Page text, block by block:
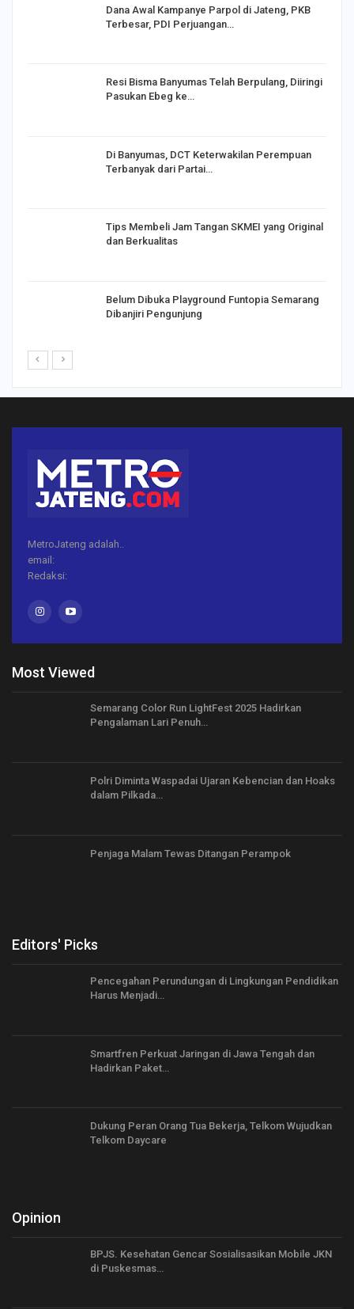
Dana Awal Kampanye Parpol di Jateng, PKB
Terbesar, PDI Perjuangan…
Resi Bisma Banyumas Telah Berpulang, Diiringi
Pasukan Ebeg ke…
Di Banyumas, DCT Keterwakilan Perempuan
Terbanyak dari Partai…
Tips Membeli Jam Tangan SKMEI yang Original
dan Berkualitas
Belum Dibuka Playground Funtopia Semarang
Dibanjiri Pengunjung
MetroJateng adalah..
email:
Redaksi:
Most Viewed
Semarang Color Run LightFest 2025 Hadirkan
Pengalaman Lari Penuh…
Polri Diminta Waspadai Ujaran Kebencian dan Hoaks
dalam Pilkada…
Penjaga Malam Tewas Ditangan Perampok
Editors' Picks
Pencegahan Perundungan di Lingkungan Pendidikan
Harus Menjadi…
Smartfren Perkuat Jaringan di Jawa Tengah dan
Hadirkan Paket…
Dukung Peran Orang Tua Bekerja, Telkom Wujudkan
Telkom Daycare
Opinion
BPJS. Kesehatan Gencar Sosialisasikan Mobile JKN
di Puskesmas…